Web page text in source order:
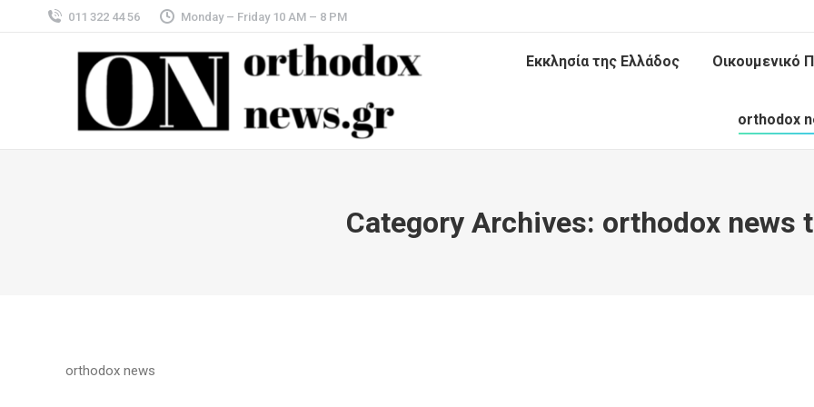
011 322 44 56 Monday – Friday 10 AM – 8 PM
Εκκλησία της Ελλάδος Οικουμενικό
orthodox
Category Archives: orthodox news
orthodox news